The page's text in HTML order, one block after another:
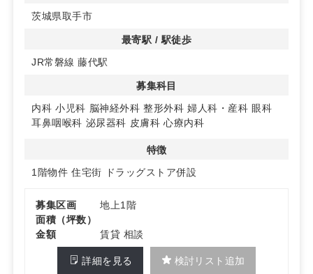
茨城県取手市
最寄駅 / 駅徒歩
JR常磐線 藤代駅
募集科目
内科 小児科 脳神経外科 整形外科 婦人科・産科 眼科
耳鼻咽喉科 泌尿器科 皮膚科 心療内科
特徴
1階物件 住宅街 ドラッグストア併設
募集区画
地上1階
面積（坪数）
金額
賃貸 相談
詳細を見る 検討リスト追加